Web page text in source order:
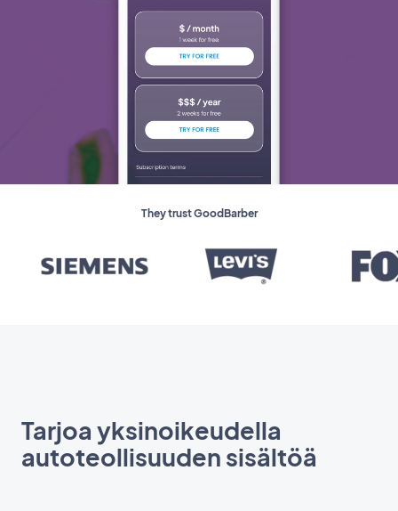
They trust GoodBarber
Tarjoa yksinoikeudella
autoteollisuuden sisältöä